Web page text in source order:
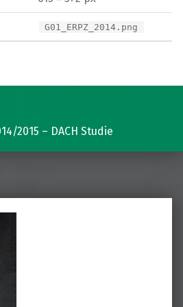
G01_ERPZ_2014.png
2015 – DACH Studie